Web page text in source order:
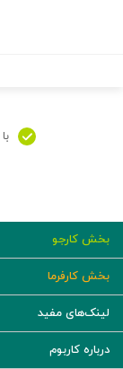
با
بخش کارجو
بخش کارفرما
لینک‌های مفید
درباره کاربوم